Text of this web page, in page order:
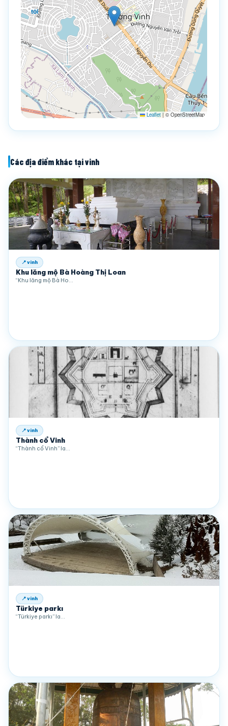
tôi
Leaflet | © OpenStreetMap
Các địa điểm khác tại vinh
📍 vinh
Khu lăng mộ Bà Hoàng Thị Loan
“Khu lăng mộ Bà Ho…
📍 vinh
Thành cổ Vinh
“Thành cổ Vinh” la…
📍 vinh
Türkiye parkı
“Türkiye parkı” la…